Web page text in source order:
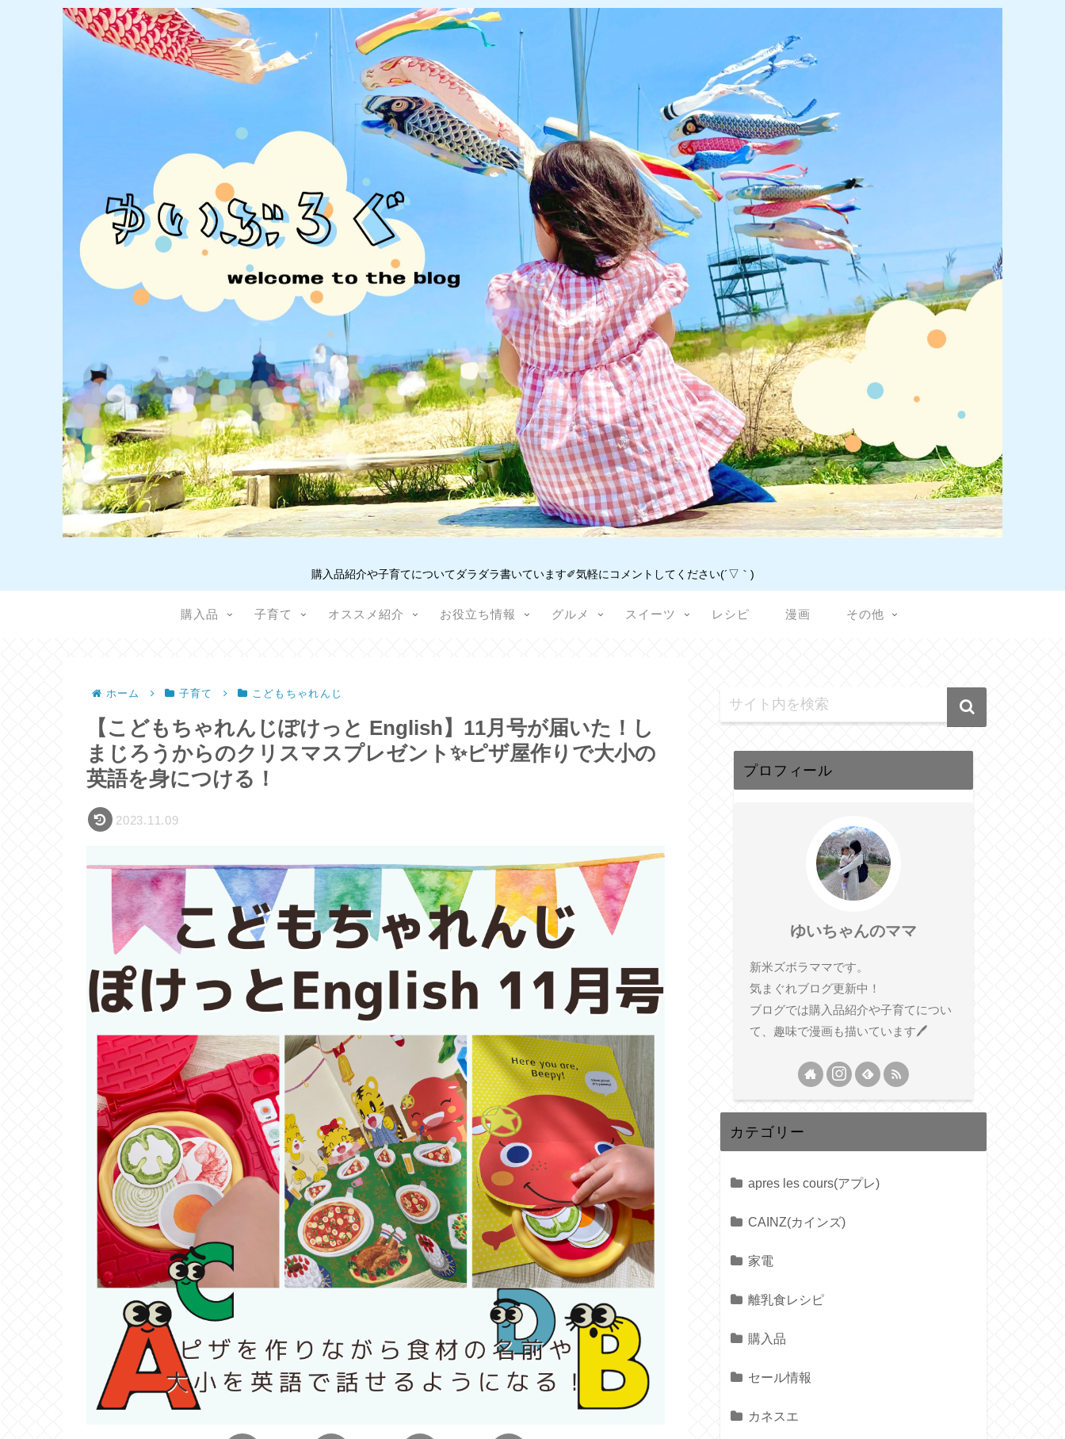
購入品紹介や子育てについてダラダラ書いています✐気軽にコメントしてください(´▽｀)
購入品 子育て オススメ紹介 お役立ち情報 グルメ スイーツ レシピ 漫画 その他
ホーム 子育て こどもちゃれんじ
【こどもちゃれんじぽけっと English】11月号が届いた！し
まじろうからのクリスマスプレゼント✨ピザ屋作りで大小の
英語を身につける！
2023.11.09
プロフィール
ゆいちゃんのママ
新米ズボラママです。
気まぐれブログ更新中！
ブログでは購入品紹介や子育てについ
て、趣味で漫画も描いています🖊
カテゴリー
apres les cours(アプレ)
CAINZ(カインズ)
家電
離乳食レシピ
購入品
セール情報
カネスエ